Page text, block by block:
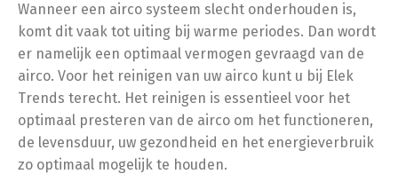
Wanneer een airco systeem slecht onderhouden is,
komt dit vaak tot uiting bij warme periodes. Dan wordt
er namelijk een optimaal vermogen gevraagd van de
airco. Voor het reinigen van uw airco kunt u bij Elek
Trends terecht. Het reinigen is essentieel voor het
optimaal presteren van de airco om het functioneren,
de levensduur, uw gezondheid en het energieverbruik
zo optimaal mogelijk te houden.